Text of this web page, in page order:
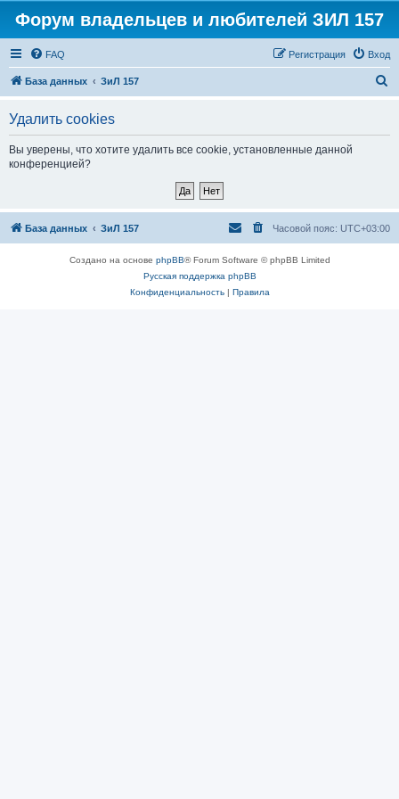
Форум владельцев и любителей ЗИЛ 157
FAQ Вход
Регистрация
База данных ЗиЛ 157
Удалить cookies
Вы уверены, что хотите удалить все cookie, установленные данной
конференцией?
База данных ЗиЛ 157 Часовой пояс: UTC+03:00
Создано на основе phpBB® Forum Software © phpBB Limited
Русская поддержка phpBB
Конфиденциальность| Правила